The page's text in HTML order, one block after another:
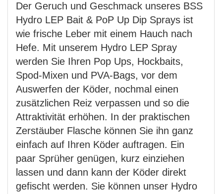
Der Geruch und Geschmack unseres BSS
Hydro LEP Bait & PoP Up Dip Sprays ist
wie frische Leber mit einem Hauch nach
Hefe. Mit unserem Hydro LEP Spray
werden Sie Ihren Pop Ups, Hockbaits,
Spod-Mixen und PVA-Bags, vor dem
Auswerfen der Köder, nochmal einen
zusätzlichen Reiz verpassen und so die
Attraktivität erhöhen. In der praktischen
Zerstäuber Flasche können Sie ihn ganz
einfach auf Ihren Köder auftragen. Ein
paar Sprüher genügen, kurz einziehen
lassen und dann kann der Köder direkt
gefischt werden. Sie können unser Hydro